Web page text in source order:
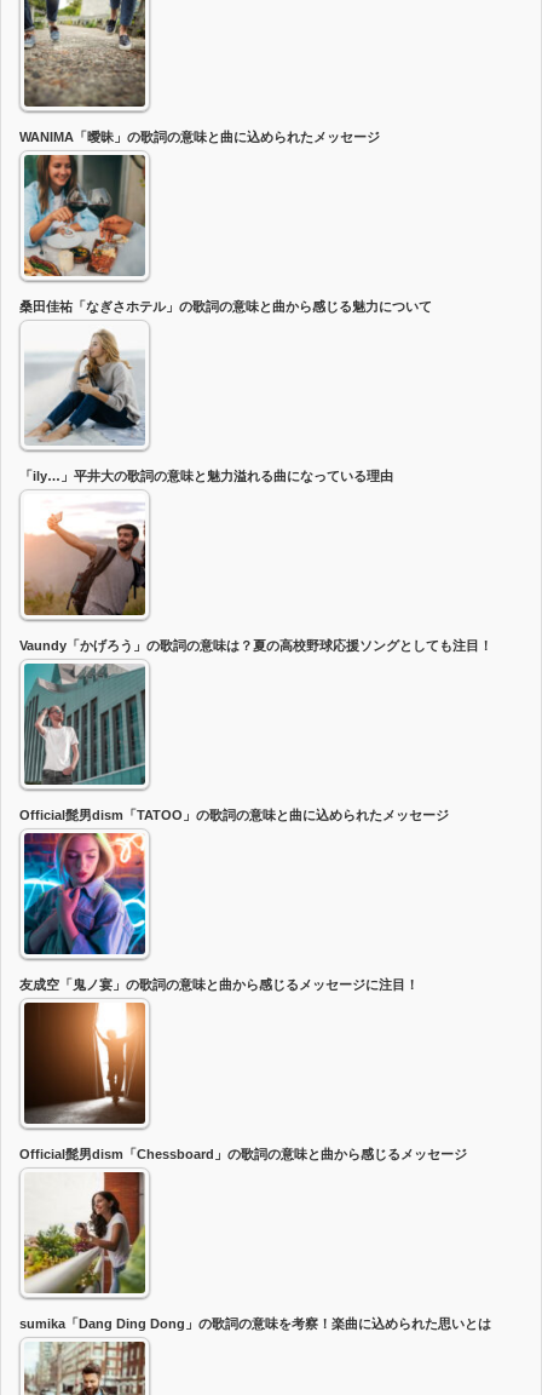
WANIMA「曖昧」の歌詞の意味と曲に込められたメッセージ
桑田佳祐「なぎさホテル」の歌詞の意味と曲から感じる魅力について
「ily…」平井大の歌詞の意味と魅力溢れる曲になっている理由
Vaundy「かげろう」の歌詞の意味は？夏の高校野球応援ソングとしても注目！
Official髭男dism「TATOO」の歌詞の意味と曲に込められたメッセージ
友成空「鬼ノ宴」の歌詞の意味と曲から感じるメッセージに注目！
Official髭男dism「Chessboard」の歌詞の意味と曲から感じるメッセージ
sumika「Dang Ding Dong」の歌詞の意味を考察！楽曲に込められた思いとは